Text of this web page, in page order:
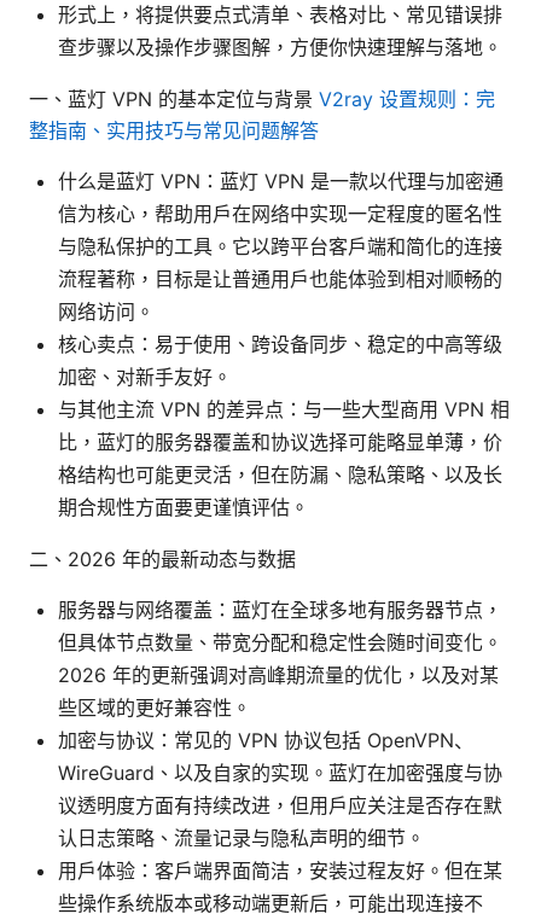
形式上，将提供要点式清单、表格对比、常见错误排
查步骤以及操作步骤图解，方便你快速理解与落地。
一、蓝灯 VPN 的基本定位与背景 V2ray 设置规则：完
整指南、实用技巧与常见问题解答
什么是蓝灯 VPN：蓝灯 VPN 是一款以代理与加密通
信为核心，帮助用户在网络中实现一定程度的匿名性
与隐私保护的工具。它以跨平台客户端和简化的连接
流程著称，目标是让普通用户也能体验到相对顺畅的
网络访问。
核心卖点：易于使用、跨设备同步、稳定的中高等级
加密、对新手友好。
与其他主流 VPN 的差异点：与一些大型商用 VPN 相
比，蓝灯的服务器覆盖和协议选择可能略显单薄，价
格结构也可能更灵活，但在防漏、隐私策略、以及长
期合规性方面要更谨慎评估。
二、2026 年的最新动态与数据
服务器与网络覆盖：蓝灯在全球多地有服务器节点，
但具体节点数量、带宽分配和稳定性会随时间变化。
2026 年的更新强调对高峰期流量的优化，以及对某
些区域的更好兼容性。
加密与协议：常见的 VPN 协议包括 OpenVPN、
WireGuard、以及自家的实现。蓝灯在加密强度与协
议透明度方面有持续改进，但用户应关注是否存在默
认日志策略、流量记录与隐私声明的细节。
用户体验：客户端界面简洁，安装过程友好。但在某
些操作系统版本或移动端更新后，可能出现连接不